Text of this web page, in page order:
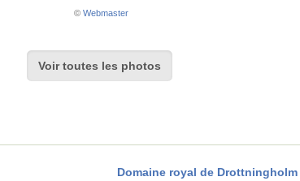
©Webmaster
Voir toutes les photos
Domaine royal de Drottningholm